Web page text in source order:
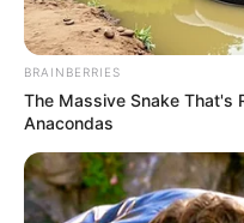
Ο ΠΟΥ υπό έλεγχο:
συγκρούσεις
BRAINBERRIES
The Massive Snake That's
Anacondas